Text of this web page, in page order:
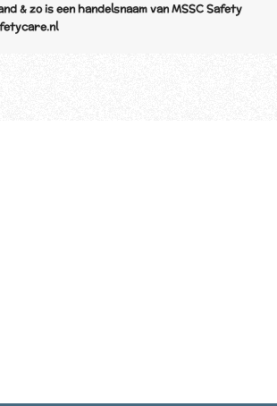
& zo is een handelsnaam van MSSC Safety